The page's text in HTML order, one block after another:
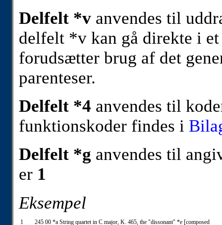
Delfelt *v anvendes til
delfelt *v kan gå direkte i
forudsætter brug af det
parenteser.
Delfelt *4 anvendes til
funktionskoder findes i
Delfelt *g anvendes til
er 1
Eksempel
1 245 00 *a String quartet in C major, K. 465, the "dissonant" *e [composed